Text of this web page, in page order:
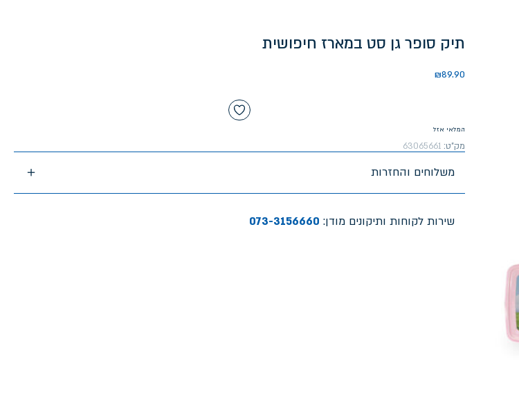
תיק סופר גן סט במארז חיפושית
₪89.90
המלאי אזל
מק"ט: 63065661
משלוחים והחזרות
שירות לקוחות ותיקונים מודן: 073-3156660